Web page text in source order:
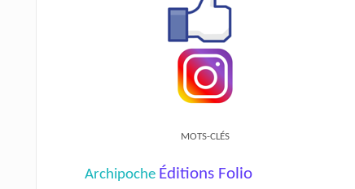
MOTS-CLÉS
Archipoche Éditions Folio